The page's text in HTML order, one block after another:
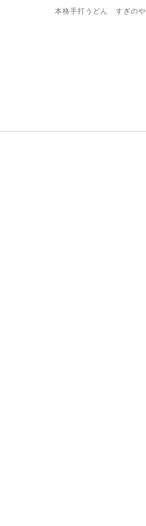
本格手打うどん すぎのや